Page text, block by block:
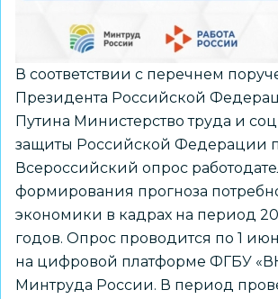
В соответствии с перечнем
Президента Российской
Путина Министерство труда и
защиты Российской Федерации
Всероссийский опрос
формирования прогноза
экономики в кадрах на период
годов. Опрос проводится по 1
на цифровой платформе ФГБУ
Минтруда России. В период